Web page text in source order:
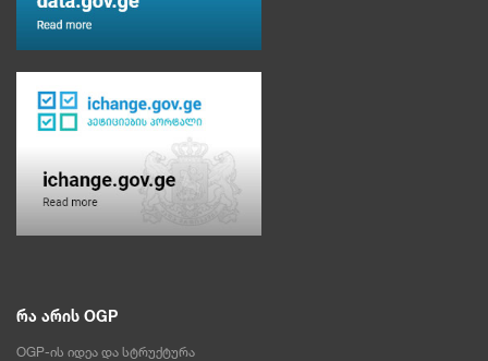
რა არის OGP
OGP-ის იდეა და სტრუქტურა